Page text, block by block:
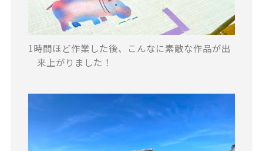
1時間ほど作業した後、こんなに素敵な作品が出
来上がりました！